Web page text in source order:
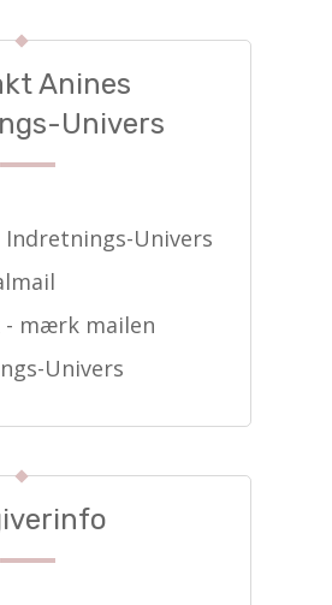
Anines
Univers
Indretnings-Univers
- mærk mailen
Univers